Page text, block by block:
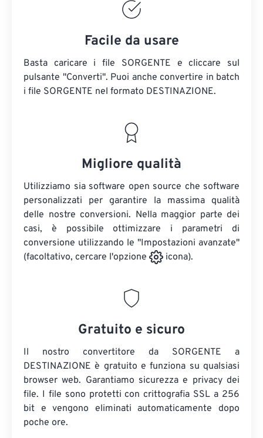
Facile da usare
Basta caricare i file SORGENTE e cliccare sul
pulsante "Converti". Puoi anche convertire in batch
i file SORGENTE nel formato DESTINAZIONE.
Migliore qualità
Utilizziamo sia software open source che software
personalizzati per garantire la massima qualità
delle nostre conversioni. Nella maggior parte dei
casi, è possibile ottimizzare i parametri di
conversione utilizzando le "Impostazioni avanzate"
(facoltativo, cercare l'opzione
icona).
Gratuito e sicuro
Il nostro convertitore da SORGENTE a
DESTINAZIONE è gratuito e funziona su qualsiasi
browser web. Garantiamo sicurezza e privacy dei
file. I file sono protetti con crittografia SSL a 256
bit e vengono eliminati automaticamente dopo
poche ore.